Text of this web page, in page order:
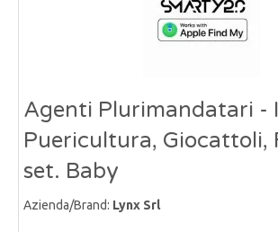
Agenti Plurimandatari -
Puericultura, Giocattoli,
set. Baby
Azienda/Brand: Lynx Srl